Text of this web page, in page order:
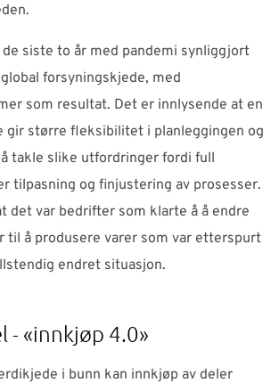
siste to år med pandemi synliggjort
forsyningskjede, med
som resultat. Det er innlysende at en
gir større fleksibilitet i planleggingen og
takle slike utfordringer fordi full
tilpasning og finjustering av prosesser.
det var bedrifter som klarte å å endre
til å produsere varer som var etterspurt
endret situasjon.
- «innkjøp 4.0»
i bunn kan innkjøp av deler